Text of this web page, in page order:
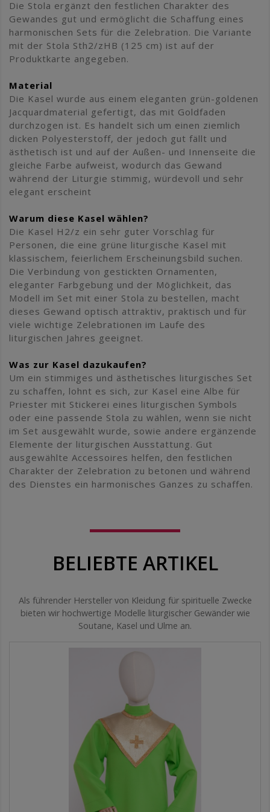
Die Stola ergänzt den festlichen Charakter des
Gewandes gut und ermöglicht die Schaffung eines
harmonischen Sets für die Zelebration. Die Variante
mit der Stola Sth2/zHB (125 cm) ist auf der
Produktkarte angegeben.
Material
Die Kasel wurde aus einem eleganten grün-goldenen
Jacquardmaterial gefertigt, das mit Goldfaden
durchzogen ist. Es handelt sich um einen ziemlich
dicken Polyesterstoff, der jedoch gut fällt und
ästhetisch ist und auf der Außen- und Innenseite die
gleiche Farbe aufweist, wodurch das Gewand
während der Liturgie stimmig, würdevoll und sehr
elegant erscheint
Warum diese Kasel wählen?
Die Kasel H2/z ein sehr guter Vorschlag für
Personen, die eine grüne liturgische Kasel mit
klassischem, feierlichem Erscheinungsbild suchen.
Die Verbindung von gestickten Ornamenten,
eleganter Farbgebung und der Möglichkeit, das
Modell im Set mit einer Stola zu bestellen, macht
dieses Gewand optisch attraktiv, praktisch und für
viele wichtige Zelebrationen im Laufe des
liturgischen Jahres geeignet.
Was zur Kasel dazukaufen?
Um ein stimmiges und ästhetisches liturgisches Set
zu schaffen, lohnt es sich, zur Kasel eine Albe für
Priester mit Stickerei eines liturgischen Symbols
oder eine passende Stola zu wählen, wenn sie nicht
im Set ausgewählt wurde, sowie andere ergänzende
Elemente der liturgischen Ausstattung. Gut
ausgewählte Accessoires helfen, den festlichen
Charakter der Zelebration zu betonen und während
des Dienstes ein harmonisches Ganzes zu schaffen.
BELIEBTE ARTIKEL
Als führender Hersteller von Kleidung für spirituelle Zwecke
bieten wir hochwertige Modelle liturgischer Gewänder wie
Soutane, Kasel und Ulme an.